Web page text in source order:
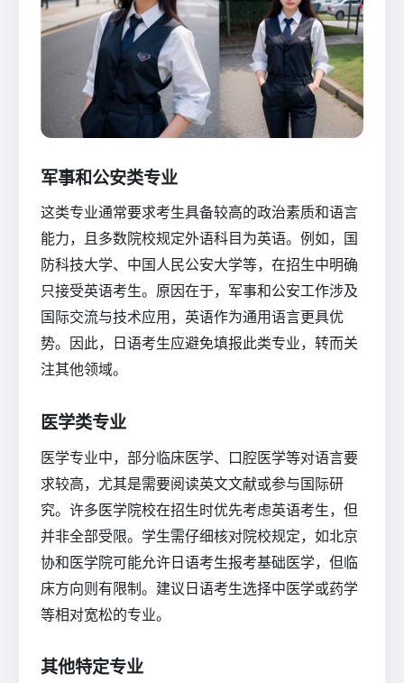
军事和公安类专业
这类专业通常要求考生具备较高的政治素质和语言
能力，且多数院校规定外语科目为英语。例如，国
防科技大学、中国人民公安大学等，在招生中明确
只接受英语考生。原因在于，军事和公安工作涉及
国际交流与技术应用，英语作为通用语言更具优
势。因此，日语考生应避免填报此类专业，转而关
注其他领域。
医学类专业
医学专业中，部分临床医学、口腔医学等对语言要
求较高，尤其是需要阅读英文文献或参与国际研
究。许多医学院校在招生时优先考虑英语考生，但
并非全部受限。学生需仔细核对院校规定，如北京
协和医学院可能允许日语考生报考基础医学，但临
床方向则有限制。建议日语考生选择中医学或药学
等相对宽松的专业。
其他特定专业